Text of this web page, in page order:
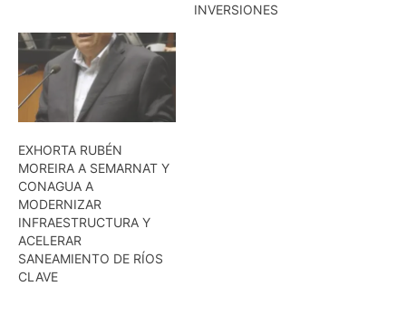
INVERSIONES
EXHORTA RUBÉN
MOREIRA A SEMARNAT Y
CONAGUA A
MODERNIZAR
INFRAESTRUCTURA Y
ACELERAR
SANEAMIENTO DE RÍOS
CLAVE